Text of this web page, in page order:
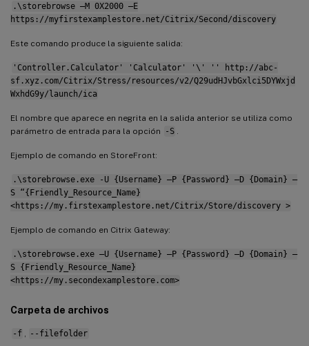
.\storebrowse –M 0X2000 –E
https://myfirstexamplestore.net/Citrix/Second/discovery
Este comando produce la siguiente salida:
'Controller.Calculator' 'Calculator' '\' '' http://abc-
sf.xyz.com/Citrix/Stress/resources/v2/Q29udHJvbGxlci5DYWxjd
WxhdG9y/launch/ica
El nombre que aparece en negrita en la salida anterior se utiliza como
parámetro de entrada para la opción
-S
Ejemplo de comando en StoreFront:
.\storebrowse.exe -U {Username} –P {Password} –D {Domain} –
S “{Friendly_Resource_Name}
<https://my.firstexamplestore.net/Citrix/Store/discovery >
Ejemplo de comando en Citrix Gateway:
.\storebrowse.exe –U {Username} –P {Password} –D {Domain} –
S {Friendly_Resource_Name}
<https://my.secondexamplestore.com>
Carpeta de archivos
-f --filefolder